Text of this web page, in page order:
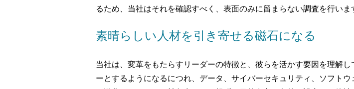
るため、当社はそれを確認すべく、表面のみに留まらない調査を行いま
素晴らしい人材を引き寄せる磁石になる
当社は、変革をもたらすリーダーの特徴と、彼らを活かす要因を理解
ーとするようになるにつれ、データ、サイバーセキュリティ、ソフト